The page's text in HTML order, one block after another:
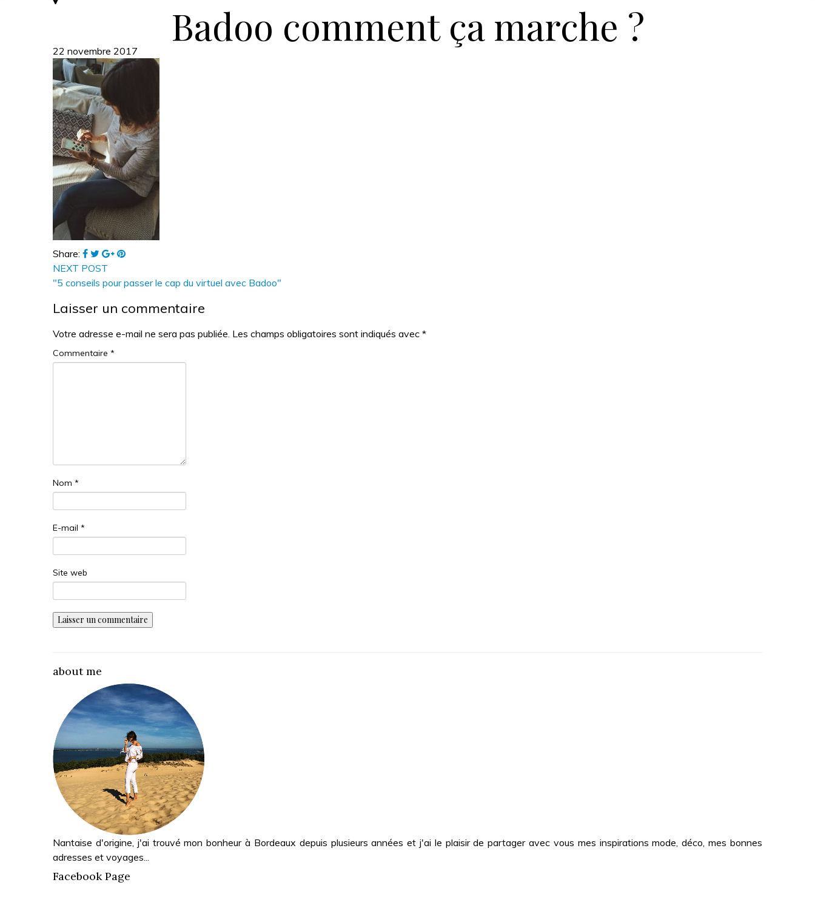
Badoo comment ça marche ?
22 novembre 2017
Share:
NEXT POST
"5 conseils pour passer le cap du virtuel avec Badoo"
Laisser un commentaire
Votre adresse e-mail ne sera pas publiée. Les champs obligatoires sont indiqués avec *
Commentaire *
Nom *
E-mail *
Site web
about me
Nantaise d'origine, j'ai trouvé mon bonheur à Bordeaux depuis plusieurs années et j'ai le plaisir de partager avec vous mes inspirations mode, déco, mes bonnes
adresses et voyages...
Facebook Page